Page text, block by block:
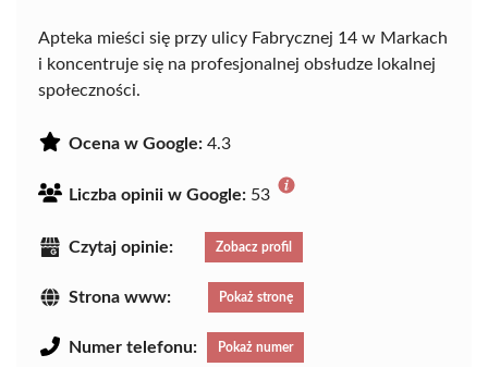
Apteka mieści się przy ulicy Fabrycznej 14 w Markach
i koncentruje się na profesjonalnej obsłudze lokalnej
społeczności.
Ocena w Google: 4.3
Liczba opinii w Google: 53
Czytaj opinie: Zobacz profil
Strona www: Pokaż stronę
Numer telefonu: Pokaż numer